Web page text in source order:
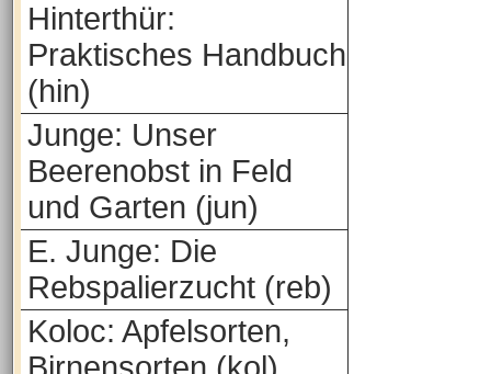
Hinterthür:
Praktisches Handbuch
(hin)
Junge: Unser
Beerenobst in Feld
und Garten (jun)
E. Junge: Die
Rebspalierzucht (reb)
Koloc: Apfelsorten,